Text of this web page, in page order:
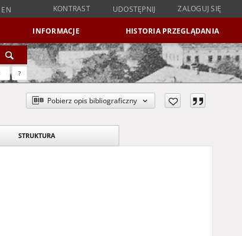
EN KONTRAST UDOSTĘPNIJ ZALOGUJ SIĘ
INFORMACJE HISTORIA PRZEGLĄDANIA
?
Pobierz opis bibliograficzny
STRUKTURA